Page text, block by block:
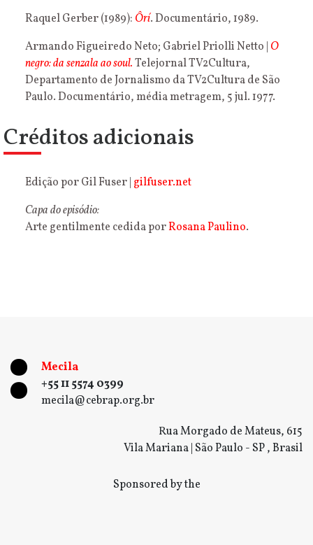
Raquel Gerber (1989): Ôrí. Documentário, 1989.
Armando Figueiredo Neto; Gabriel Priolli Netto | O
negro: da senzala ao soul.Telejornal TV2Cultura,
Departamento de Jornalismo da TV2Cultura de São
Paulo. Documentário, média metragem, 5 jul. 1977.
Créditos adicionais
Edição por Gil Fuser | gilfuser.net
Capa do episódio:
Arte gentilmente cedida porRosana Paulino.
Mecila
+55 11 5574 0399
mecila@cebrap.org.br
Rua Morgado de Mateus, 615
Vila Mariana | São Paulo - SP , Brasil
Sponsored by the